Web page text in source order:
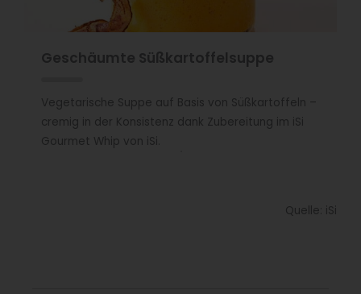
Geschäumte Süßkartoffelsuppe
Vegetarische Suppe auf Basis von Süßkartoffeln –
cremig in der Konsistenz dank Zubereitung im iSi
Gourmet Whip von iSi.
Quelle: iSi